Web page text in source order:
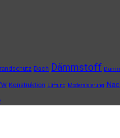
Dach Dämmstoff
Konstruktion Lüftung Modernisierung